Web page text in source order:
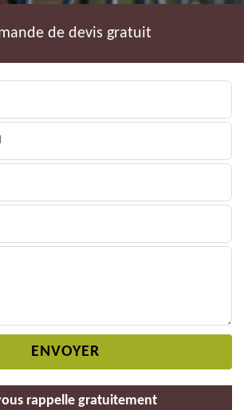
de devis gratuit
rappelle gratuitement